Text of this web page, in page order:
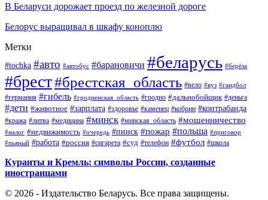
В Беларуси дорожает проезд по железной дороге
Белорус выращивал в шкафу коноплю
Метки
#tochka #авто #автобус #барановичи #беларусь #берёза
#брест#брестская_область #вело #вуз #гандбол
#германия #гибель #гродненская_область #гродно #дальнобойщик #деньга
#дети #животное #зарплата #здоровье #каменец #кобрин #контрабанда
#кража #литва #медицина #минск #минская_область #мошенничество
#налог #недвижимость #очередь #пинск #пожар #польша #приговор
#пьяный #работа #россия #сигарета #суд #телефон #футбол #школа
Куранты и Кремль: символы России, созданные
иностранцами
© 2026 - Издательство Беларусь. Все права защищены.